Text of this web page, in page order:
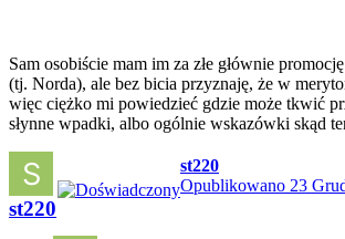
Sam osobiście mam im za złe głównie
(tj. Norda), ale bez bicia przyznaję, że w
więc ciężko mi powiedzieć gdzie może tkwić
słynne wpadki, albo ogólnie wskazówki skąd
st220
Opublikowano 23
st220